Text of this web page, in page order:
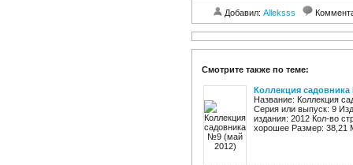
Добавил: Alleksss
Смотрите также по теме:
Коллекция
Название: Коллекция
Серия или выпуск: 9
издания: 2012 Кол-во
хорошее Размер: